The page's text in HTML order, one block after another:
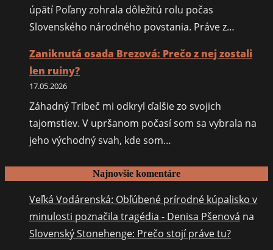
úpätí Poľany zohrala dôležitú rolu počas
Slovenského národného povstania. Práve z…
Zaniknutá osada Brezová: Prečo z nej zostali
len ruiny?
17.05.2026
Záhadný Tribeč mi odkryl ďalšie zo svojich
tajomstiev. V upršanom počasí som sa vybrala na
jeho východný svah, kde som…
Najnovšie komentáre
Veľká Vodárenská: Obľúbené prírodné kúpalisko v
minulosti poznačila tragédia - Denisa Pšenová na
Slovenský Stonehenge: Prečo stojí práve tu?